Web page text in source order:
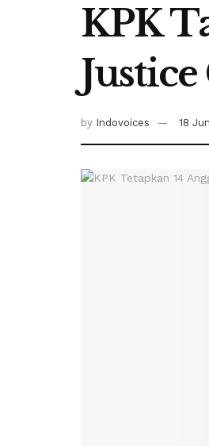
KPK
by Indovoices 18